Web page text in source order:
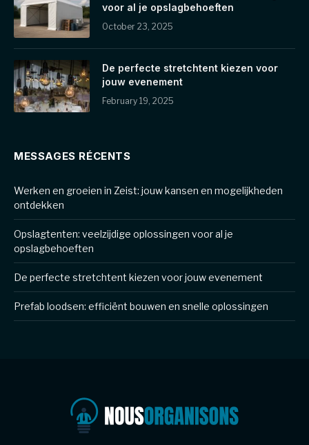
voor al je opslagbehoeften
October 23, 2025
De perfecte stretchtent kiezen voor
jouw evenement
February 19, 2025
MESSAGES RÉCENTS
Werken en groeien in Zeist: jouw kansen en mogelijkheden
ontdekken
Opslagtenten: veelzijdige oplossingen voor al je
opslagbehoeften
De perfecte stretchtent kiezen voor jouw evenement
Prefab loodsen: efficiënt bouwen en snelle oplossingen